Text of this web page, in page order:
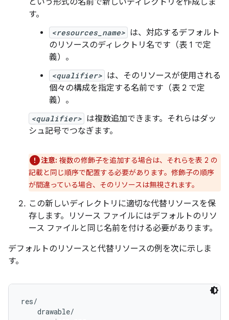
という形式の名前で新しいディレクトリを作成しま
す。
<resources_name> は、対応するデフォルト
のリソースのディレクトリ名です（表 1 で定
義）。
<qualifier> は、そのリソースが使用される
個々の構成を指定する名前です（表 2 で定
義）。
<qualifier> は複数追加できます。それらはダッ
シュ記号でつなぎます。
注意: 複数の修飾子を追加する場合は、それらを表 2 の
記載と同じ順序で配置する必要があります。修飾子の順序
が間違っている場合、そのリソースは無視されます。
この新しいディレクトリに適切な代替リソースを保
存します。リソース ファイルにはデフォルトのリソ
ース ファイルと同じ名前を付ける必要があります。
デフォルトのリソースと代替リソースの例を次に示しま
す。
res/
    drawable/